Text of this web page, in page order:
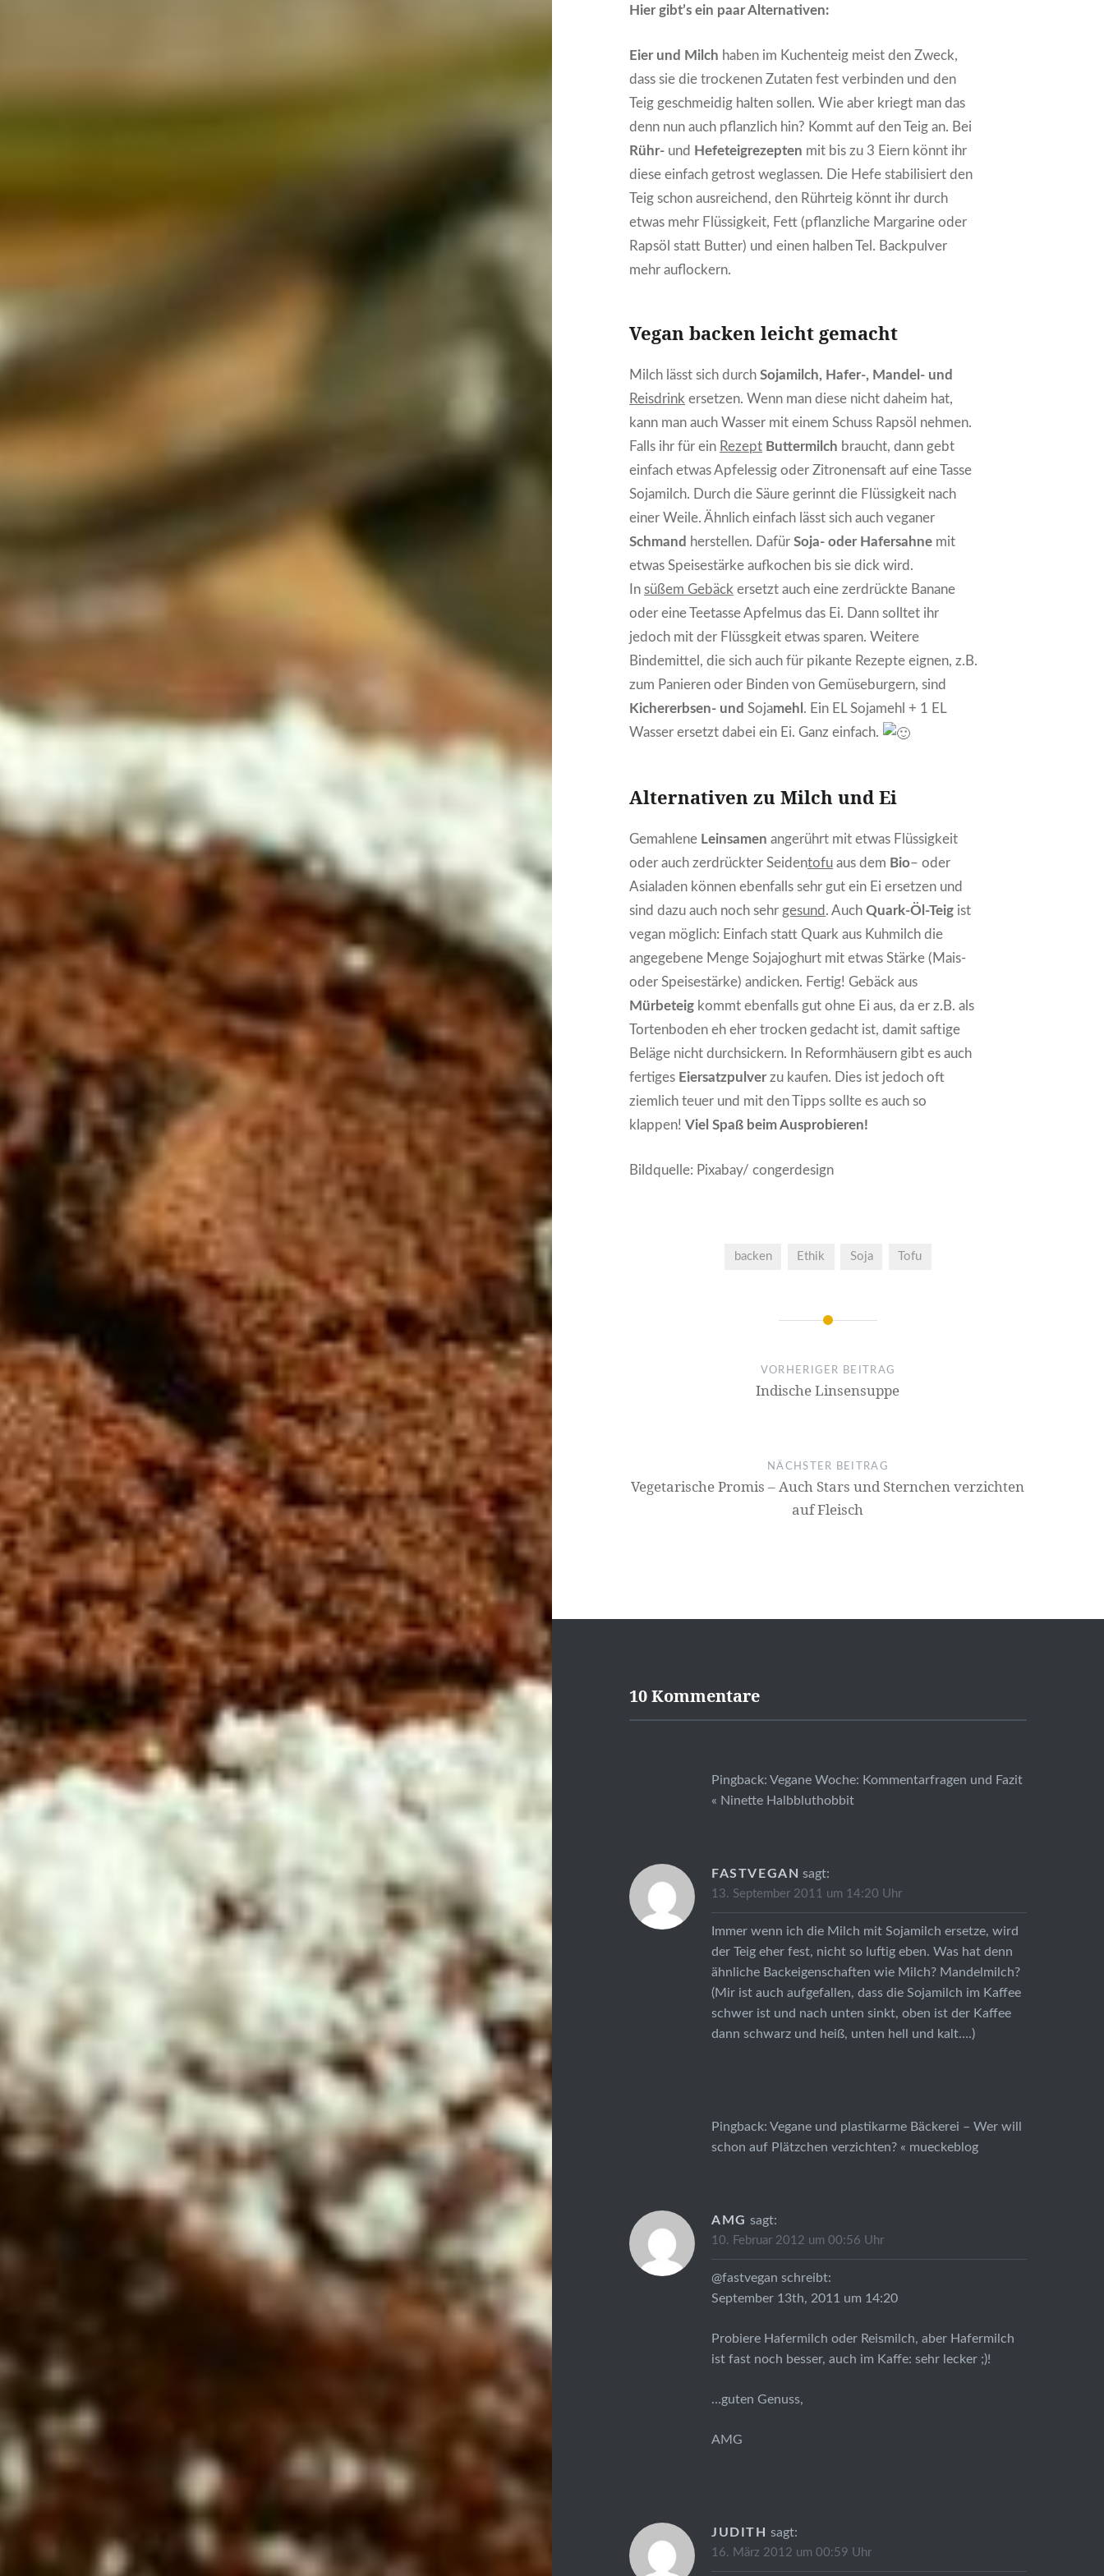
Hier gibt’s ein paar Alternativen:
Eier und Milch haben im Kuchenteig meist den Zweck,
dass sie die trockenen Zutaten fest verbinden und den
Teig geschmeidig halten sollen. Wie aber kriegt man das
denn nun auch pflanzlich hin? Kommt auf den Teig an. Bei
Rühr- und Hefeteigrezepten mit bis zu 3 Eiern könnt ihr
diese einfach getrost weglassen. Die Hefe stabilisiert den
Teig schon ausreichend, den Rührteig könnt ihr durch
etwas mehr Flüssigkeit, Fett (pflanzliche Margarine oder
Rapsöl statt Butter) und einen halben Tel. Backpulver
mehr auflockern.
Vegan backen leicht gemacht
Milch lässt sich durchSojamilch, Hafer-, Mandel- und
Reisdrink ersetzen. Wenn man diese nicht daheim hat,
kann man auch Wasser mit einem Schuss Rapsöl nehmen.
Falls ihr für ein Rezept Buttermilch braucht, dann gebt
einfach etwas Apfelessig oder Zitronensaft auf eine Tasse
Sojamilch. Durch die Säure gerinnt die Flüssigkeit nach
einer Weile. Ähnlich einfach lässt sich auch veganer
Schmand herstellen. DafürSoja- oder Hafersahne mit
etwas Speisestärke aufkochen bis sie dick wird.
Insüßem Gebäck ersetzt auch eine zerdrückte Banane
oder eine Teetasse Apfelmus das Ei. Dann solltet ihr
jedoch mit der Flüssgkeit etwas sparen. Weitere
Bindemittel, die sich auch für pikante Rezepte eignen, z.B.
zum Panieren oder Binden von Gemüseburgern, sind
Kichererbsen- undSojamehl . Ein EL Sojamehl + 1 EL
Wasser ersetzt dabei ein Ei. Ganz einfach.
Alternativen zu Milch und Ei
Gemahlene Leinsamen angerührt mit etwas Flüssigkeit
oder auch zerdrückter Seidentofu aus dem Bio– oder
Asialaden können ebenfalls sehr gut ein Ei ersetzen und
sind dazu auch noch sehr gesund . AuchQuark-Öl-Teig ist
vegan möglich: Einfach statt Quark aus Kuhmilch die
angegebene Menge Sojajoghurt mit etwas Stärke (Mais-
oder Speisestärke) andicken. Fertig! Gebäck aus
Mürbeteig kommt ebenfalls gut ohne Ei aus, da er z.B. als
Tortenboden eh eher trocken gedacht ist, damit saftige
Beläge nicht durchsickern. In Reformhäusern gibt es auch
fertiges Eiersatzpulverzu kaufen. Dies ist jedoch oft
ziemlich teuer und mit den Tipps sollte es auch so
klappen!Viel Spaß beim Ausprobieren!
Bildquelle: Pixabay/ congerdesign
backen Ethik Soja Tofu
Beitrags-
Navigation
VORHERIGER BEITRAG
Indische Linsensuppe
NÄCHSTER BEITRAG
Vegetarische Promis – Auch Stars und Sternchen verzichten
auf Fleisch
10 Kommentare
Pingback: Vegane Woche: Kommentarfragen und Fazit
« Ninette Halbbluthobbit
FASTVEGAN sagt:
13. September 2011 um 14:20 Uhr
Immer wenn ich die Milch mit Sojamilch ersetze, wird
der Teig eher fest, nicht so luftig eben. Was hat denn
ähnliche Backeigenschaften wie Milch? Mandelmilch?
(Mir ist auch aufgefallen, dass die Sojamilch im Kaffee
schwer ist und nach unten sinkt, oben ist der Kaffee
dann schwarz und heiß, unten hell und kalt….)
Pingback:Vegane und plastikarme Bäckerei – Wer will
schon auf Plätzchen verzichten? « mueckeblog
AMG sagt:
10. Februar 2012 um 00:56 Uhr
@fastvegan schreibt:
September 13th, 2011 um 14:20
Probiere Hafermilch oder Reismilch, aber Hafermilch
ist fast noch besser, auch im Kaffe: sehr lecker ;)!
…guten Genuss,
AMG
JUDITH sagt:
16. März 2012 um 00:59 Uhr